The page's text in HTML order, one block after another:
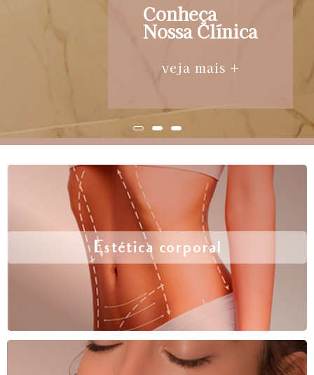
Conheça
Nossa Clínica
veja mais +
Estética corporal